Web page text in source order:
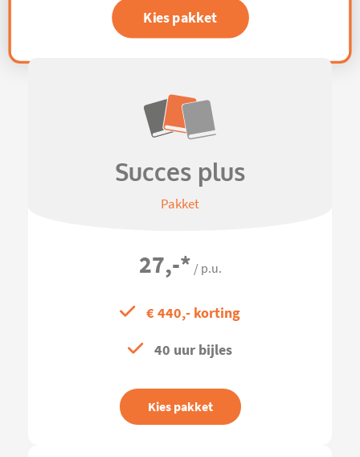
Kies pakket
Succes plus
Pakket
27,-* / p.u.
€ 440,- korting
40 uur bijles
Kies pakket